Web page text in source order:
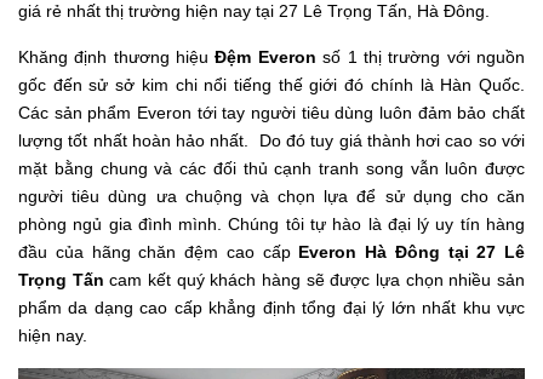
giá rẻ nhất thị trường hiện nay tại 27 Lê Trọng Tấn, Hà Đông.
Khăng định thương hiệuĐệm Everon số 1 thị trường với nguồn
gốc đến sử sở kim chi nổi tiếng thế giới đó chính là Hàn Quốc.
Các sản phẩm Everon tới tay người tiêu dùng luôn đảm bảo chất
lượng tốt nhất hoàn hảo nhất. Do đó tuy giá thành hơi cao so với
mặt bằng chung và các đối thủ cạnh tranh song vẫn luôn được
người tiêu dùng ưa chuộng và chọn lựa để sử dụng cho căn
phòng ngủ gia đình mình. Chúng tôi tự hào là đại lý uy tín hàng
đầu của hãng chăn đệm cao cấp Everon Hà Đông tại 27 Lê
Trọng Tấncam kết quý khách hàng sẽ được lựa chọn nhiều sản
phẩm da dạng cao cấp khẳng định tổng đại lý lớn nhất khu vực
hiện nay.